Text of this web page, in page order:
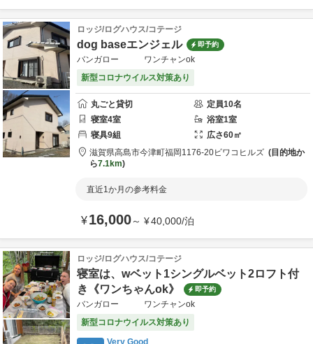
ロッジ/ログハウス/コテージ
dog baseエンジェル 即予約
バンガロー ワンチャンok
新型コロナウイルス対策あり
丸ごと貸切 定員10名
寝室4室 浴室1室
寝具9組 広さ60㎡
滋賀県高島市今津町福岡1176-20ビワコヒルズ
目的地か
ら7.1km
直近1か月の参考料金
¥16,000～ ¥40,000/泊
ロッジ/ログハウス/コテージ
寝室は、wベット1シングルベット2ロフト付
き《ワンちゃんok》
即予約
バンガロー ワンチャンok
新型コロナウイルス対策あり
Very Good